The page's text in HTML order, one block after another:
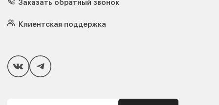
Матрасы
Подушки
Чехлы и наматрасники
Покупателям
Способы оплаты
Заказать обратный звонок
Клиентская поддержка